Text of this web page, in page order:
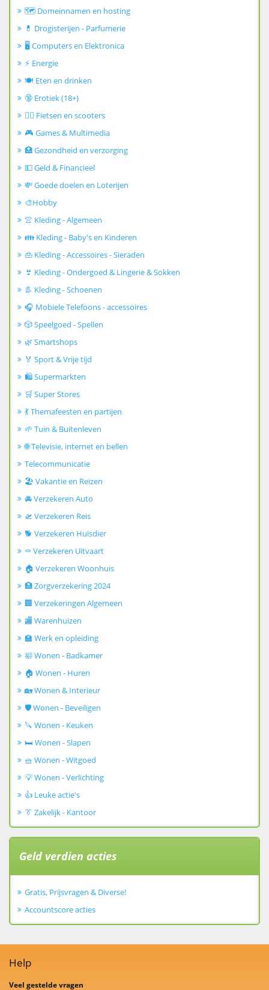
🗺️ Domeinnamen en hosting
💊 Drogisterijen - Parfumerie
🖥️ Computers en Elektronica
⚡ Energie
🍽️ Eten en drinken
🔞 Erotiek (18+)
🚴‍♂️ Fietsen en scooters
🎮 Games & Multimedia
🏥 Gezondheid en verzorging
💵 Geld & Financieel
💸 Goede doelen en Loterijen
🎨Hobby
👚 Kleding - Algemeen
👪 Kleding - Baby's en Kinderen
👜 Kleding - Accessoires - Sieraden
👙 Kleding - Ondergoed & Lingerie & Sokken
👢 Kleding - Schoenen
🎧 Mobiele Telefoons - accessoires
🎲 Speelgoed - Spellen
🌿 Smartshops
🏅 Sport & Vrije tijd
🛍️ Supermarkten
🛒 Super Stores
💃 Themafeesten en partijen
🌱 Tuin & Buitenleven
🌐 Televisie, internet en bellen
Telecommunicatie
🏖️ Vakantie en Reizen
🚘 Verzekeren Auto
🛫 Verzekeren Reis
🐕 Verzekeren Huisdier
⚰️ Verzekeren Uitvaart
🏠 Verzekeren Woonhuis
🏥 Zorgverzekering 2024
🏢 Verzekeringen Algemeen
🏬 Warenhuizen
🏫 Werk en opleiding
🛀 Wonen - Badkamer
🏠 Wonen - Huren
🏡 Wonen & Interieur
🛡️ Wonen - Beveiligen
🔪 Wonen - Keuken
🛏️ Wonen - Slapen
🧺 Wonen - Witgoed
💡 Wonen - Verlichting
👍 Leuke actie's
👔 Zakelijk - Kantoor
Geld verdien acties
Gratis, Prijsvragen & Diverse!
Accountscore acties
Help
Veel gestelde vragen